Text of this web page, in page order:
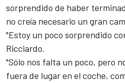
sorprendido de haber
no creía necesario un gran
"Estoy un poco sorprendido
Ricciardo.
"Sólo nos falta un poco, pero
fuera de lugar en el coche,